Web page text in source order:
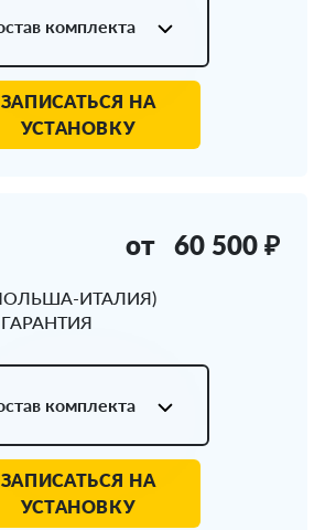
комплекта
ЗАПИСАТЬСЯ НА
УСТАНОВКУ
(ПОЛЬША-ИТАЛИЯ)
от 60 500 ₽
комплекта
ЗАПИСАТЬСЯ НА
УСТАНОВКУ